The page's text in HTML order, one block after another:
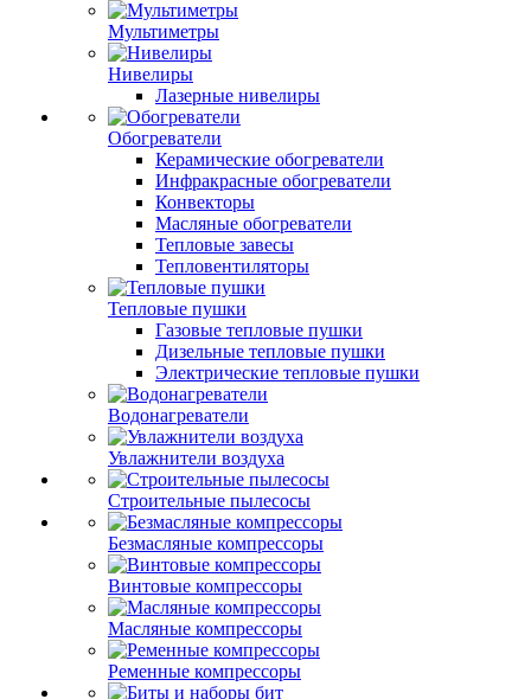
Мультиметры
Нивелиры
Лазерные нивелиры
Обогреватели
Керамические обогреватели
Инфракрасные обогреватели
Конвекторы
Масляные обогреватели
Тепловые завесы
Тепловентиляторы
Тепловые пушки
Газовые тепловые пушки
Дизельные тепловые пушки
Электрические тепловые пушки
Водонагреватели
Увлажнители воздуха
Строительные пылесосы
Безмасляные компрессоры
Винтовые компрессоры
Масляные компрессоры
Ременные компрессоры